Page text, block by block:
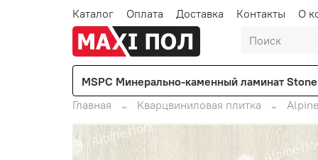
Каталог Оплата Доставка Контакты О
MSPC Минерально-каменный ламинат
Главная
Кварцвиниловая плитка